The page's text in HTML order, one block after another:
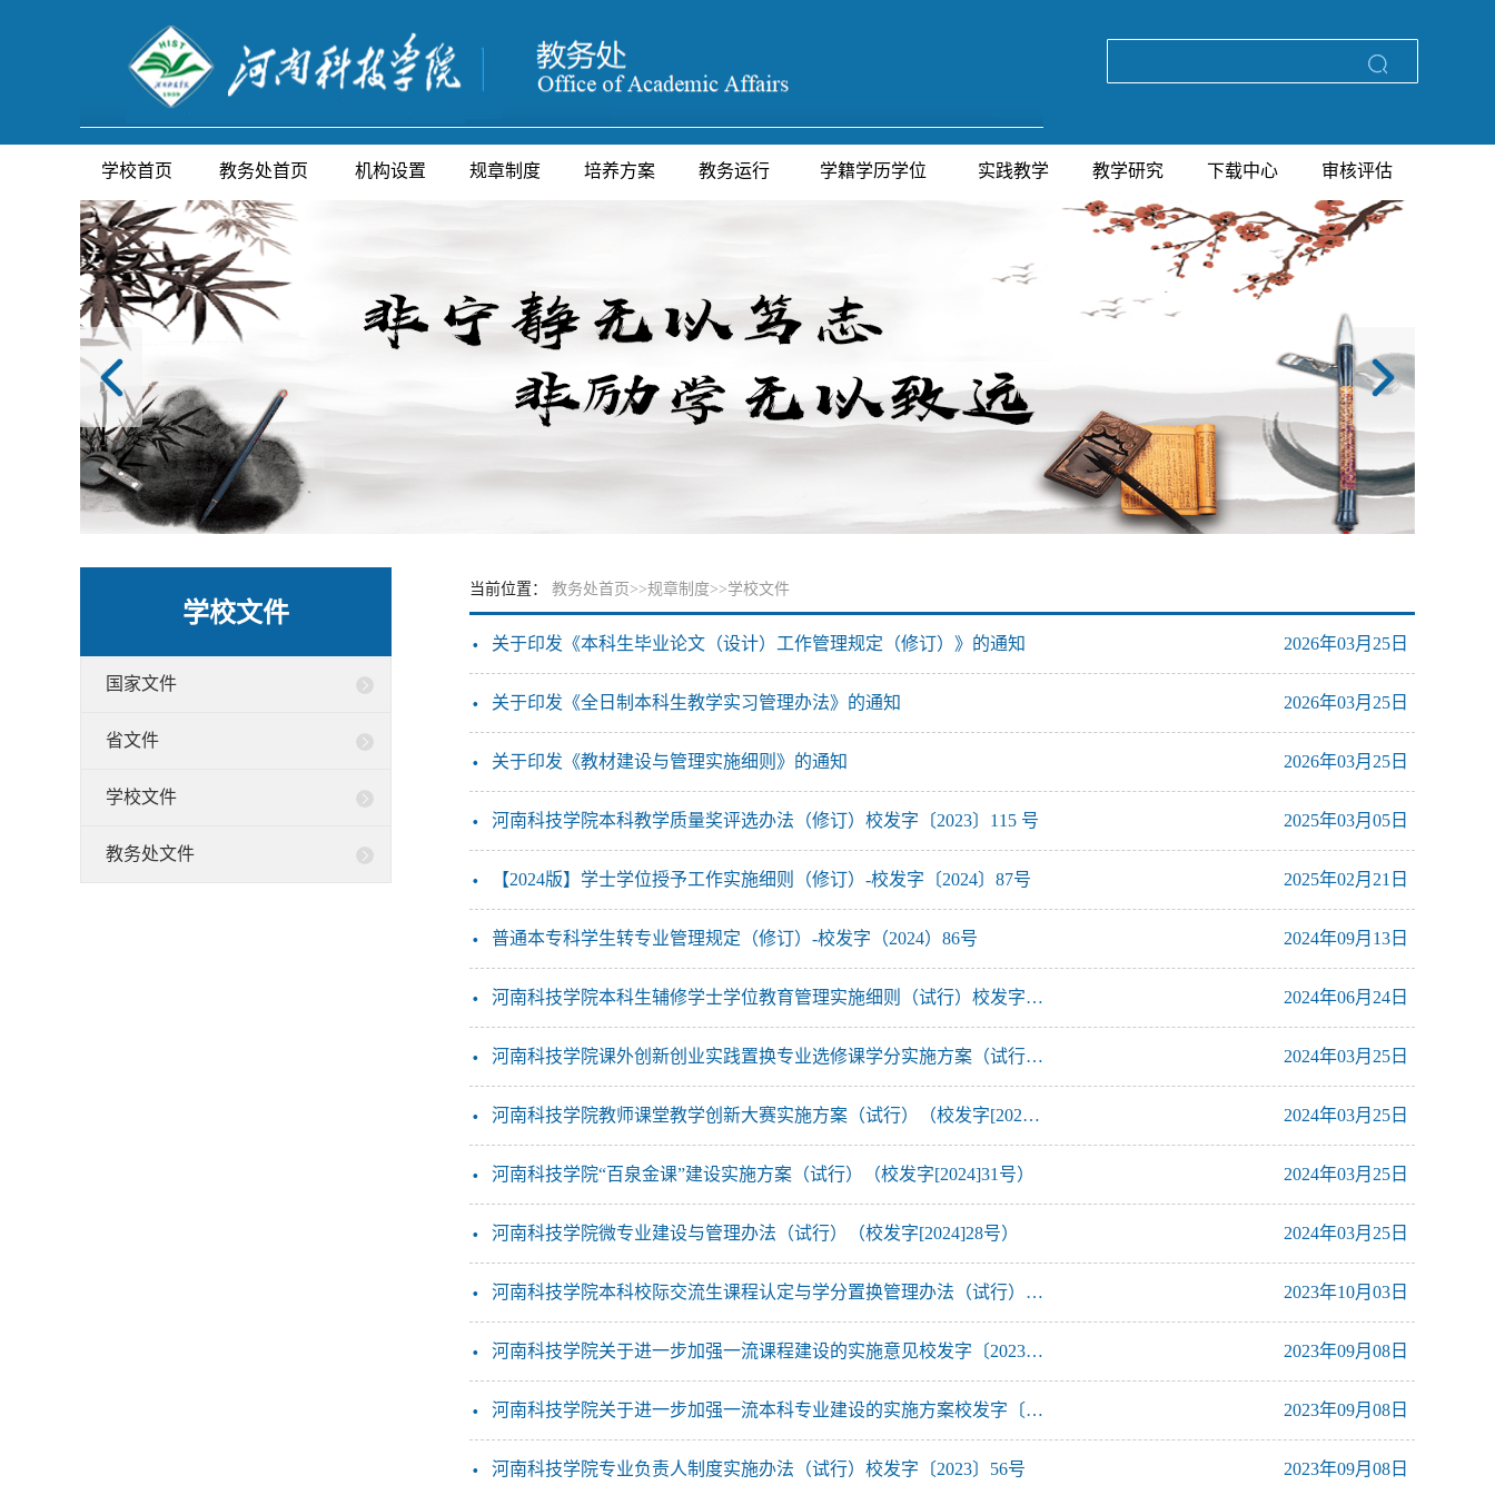
学校首页 教务处首页 机构设置 规章制度 培养方案 教务运行 学籍学历学位 实践教学 教学研究 下载中心 审核评估
学校文件
国家文件
省文件
学校文件
教务处文件
当前位置： 教务处首页 >>规章制度>>学校文件
· 关于印发《本科生毕业论文（设计）工作管理规定（修订）》的通知 2026年03月25日
· 关于印发《全日制本科生教学实习管理办法》的通知 2026年03月25日
· 关于印发《教材建设与管理实施细则》的通知 2026年03月25日
· 河南科技学院本科教学质量奖评选办法（修订）校发字〔2023〕115 号 2025年03月05日
· 【2024版】学士学位授予工作实施细则（修订）-校发字〔2024〕87号 2025年02月21日
· 普通本专科学生转专业管理规定（修订）-校发字（2024）86号 2024年09月13日
· 河南科技学院本科生辅修学士学位教育管理实施细则（试行）校发字〔2024〕68号 2024年06月24日
· 河南科技学院课外创新创业实践置换专业选修课学分实施方案（试行）（校发字[2024]33号） 2024年03月25日
· 河南科技学院教师课堂教学创新大赛实施方案（试行）（校发字[2024]32号） 2024年03月25日
· 河南科技学院“百泉金课”建设实施方案（试行）（校发字[2024]31号） 2024年03月25日
· 河南科技学院微专业建设与管理办法（试行）（校发字[2024]28号） 2024年03月25日
· 河南科技学院本科校际交流生课程认定与学分置换管理办法（试行）（校发字[2023]82号） 2023年10月03日
· 河南科技学院关于进一步加强一流课程建设的实施意见校发字〔2023〕59号 2023年09月08日
· 河南科技学院关于进一步加强一流本科专业建设的实施方案校发字〔2023〕57号 2023年09月08日
· 河南科技学院专业负责人制度实施办法（试行）校发字〔2023〕56号 2023年09月08日